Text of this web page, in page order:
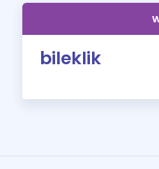
bileklik